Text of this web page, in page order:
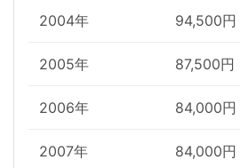
2004年 94,500円
2005年 87,500円
2006年 84,000円
2007年 84,000円